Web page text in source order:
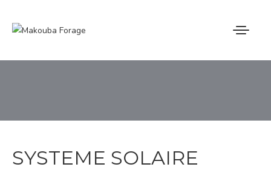
MAKOUBA FORAGE
NOS PRESTATIONS
SYSTEME SOLAIRE